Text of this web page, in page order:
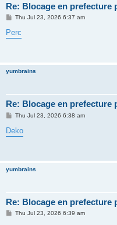
Re: Blocage en prefecture
P
s
t
Thu Jul 23, 2026 6:37 am
Perc
yumbrains
Re: Blocage en prefecture
P
s
t
Thu Jul 23, 2026 6:38 am
Deko
yumbrains
Re: Blocage en prefecture
PThu Jul 23, 2026 6:39 am